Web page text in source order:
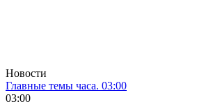
Новости
Главные темы часа. 03:00
03:00